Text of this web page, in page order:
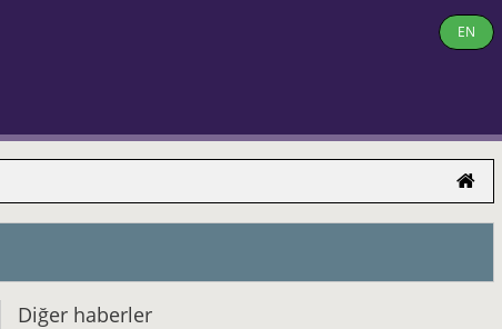
EN
Diğer haberler